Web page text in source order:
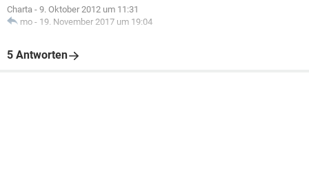
Charta - 9. Oktober 2012 um 11:31
mo - 19. November 2017 um 19:04
5 Antworten